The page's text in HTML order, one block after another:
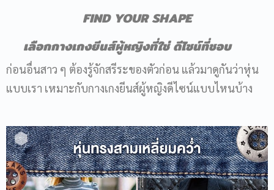
FIND YOUR SHAPE
เลือกกางเกงยีนส์ผู้หญิงที่ใช่ ดีไซน์ที่ชอบ
ก่อนอื่นสาว ๆ ต้องรู้จักสรีระของตัวก่อน แล้วมาดูกันว่าหุ่น
แบบเรา เหมาะกับกางเกงยีนส์ผู้หญิงดีไซน์แบบไหนบ้าง